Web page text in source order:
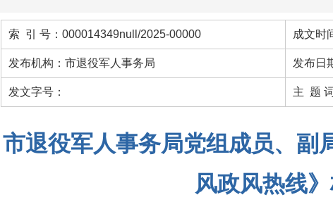
索 引 号：000014349null/2025-00000 成文时
发布机构：市退役军人事务局 发布日
发文字号： 主 题 词
市退役军人事务局党组成员、副
风政风热线》